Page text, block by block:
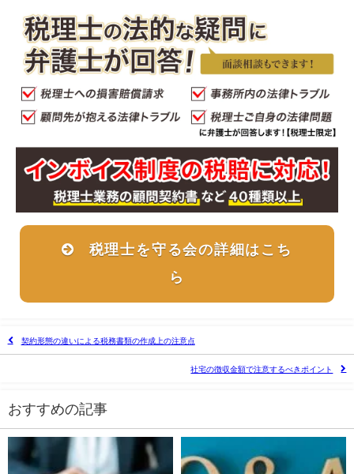
税理士を守る会の詳細はこち
ら
契約形態の違いによる税務書類の作成上の注意点
社宅の徴収金額で注意するべきポイント
おすすめの記事